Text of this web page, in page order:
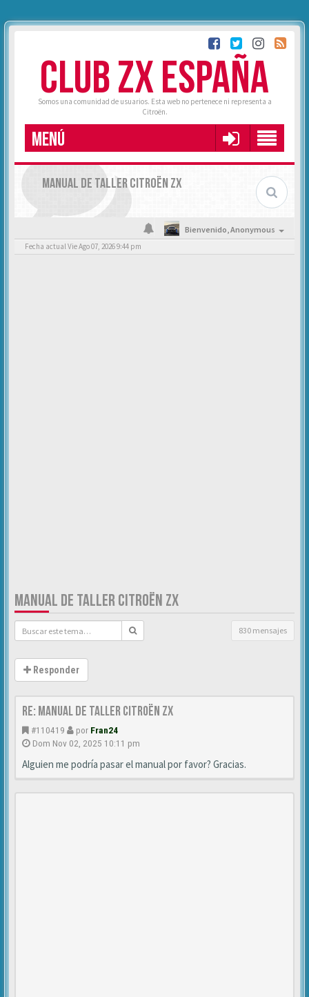
CLUB ZX ESPAÑA
Somos una comunidad de usuarios. Esta web no pertenece ni representa a
Citroën.
MENÚ
MANUAL DE TALLER CITROËN ZX
Bienvenido,Anonymous
Fecha actual Vie Ago 07, 2026 9:44 pm
MANUAL DE TALLER CITROËN ZX
830 mensajes
Responder
Re: Manual de Taller Citroën ZX
#110419 por Fran24
Dom Nov 02, 2025 10:11 pm
Alguien me podría pasar el manual por favor? Gracias.